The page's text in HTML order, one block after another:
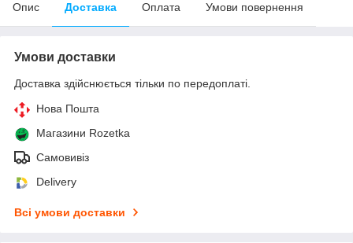
Опис Доставка Оплата Умови повернення
Умови доставки
Доставка здійснюється тільки по передоплаті.
Нова Пошта
Магазини Rozetka
Самовивіз
Delivery
Всі умови доставки